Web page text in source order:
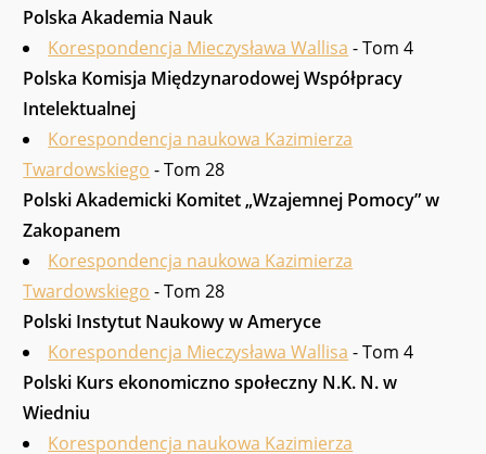
Polska Akademia Nauk
Korespondencja Mieczysława Wallisa - Tom 4
Polska Komisja Międzynarodowej Współpracy
Intelektualnej
Korespondencja naukowa Kazimierza
Twardowskiego - Tom 28
Polski Akademicki Komitet „Wzajemnej Pomocy” w
Zakopanem
Korespondencja naukowa Kazimierza
Twardowskiego - Tom 28
Polski Instytut Naukowy w Ameryce
Korespondencja Mieczysława Wallisa - Tom 4
Polski Kurs ekonomiczno społeczny N.K. N. w
Wiedniu
Korespondencja naukowa Kazimierza